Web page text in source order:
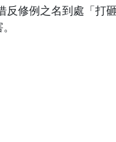
修例之名到處「打